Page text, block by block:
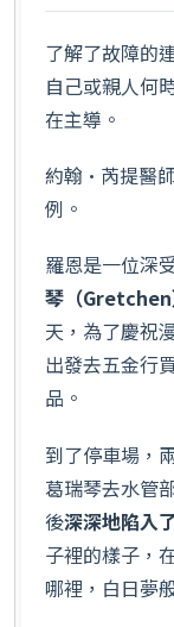
了解了故障的
自己或親人何
在主導。
約翰·芮提醫
例。
羅恩是一位深
琴（Gretchen
天，為了慶祝
出發去五金行
品。
到了停車場，
葛瑞琴去水管
後深深地陷入
子裡的樣子，
哪裡，白日夢